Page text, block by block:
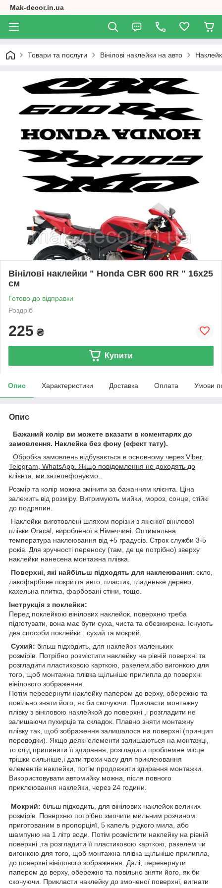
Mak-decor.in.ua
Товари та послуги Вінілові наклейки на авто
Вінілові наклейки " Honda CBR 600 RR " 16х25
см
Готово до відправки
Роздріб
225 ₴
Купити
Опис Характеристики Доставка Оплата Умови
Опис
Бажаний колір ви можете вказати в коментарях до
замовлення. Наклейка без фону (ефект тату).
Обробка замовлень відбувається в основному через Viber,
Telegram, WhatsApp. Якщо повідомлення не доходять до
клієнта, ми зателефонуємо.
Розмір та колір можна змінити за бажанням клієнта. Ціна
залежить від розміру. Витримують мийки, мороз, сонце, стійкі
до подряпин.
Наклейки виготовлені шляхом порізки з якісніої вінілової
плівки Oracal, виробленої в Німеччині. Оптимальна
температура наклеювання від +5 градусів. Строк служби 3-5
років. Для зручності переносу (там, де це потрібно) зверху
наклейки нанесена монтажна плівка.
Поверхні, які найбільш підходять для наклеювання: скло,
лакофарбове покриття авто, пластик, гладеньке дерево,
кахельна плитка, фарбовані стіни, тощо.
Інструкція з поклейки:
Перед поклейкою вінілових наклейок, поверхню треба
підготувати, вона має бути суха, чиста та обезжирена. Існують
два способи поклейки : сухий та мокрий.
Сухий: більш підходить, для наклейок маленьких
розмірів. Потрібно розмістити наклейку на рівній поверхні та
розгладити пластиковою карткою, ракелем,або вигонкою для
того, щоб монтажна плівка щільніше прилипла до поверхні
вінілового зображення.
Потім перевернути наклейку папером до верху, обережно та
повільно зняти його, як би скочуючи. Прикласти монтажну
плівку з вініловою наклейкой до поверхні ,і розгладити не
залишаючи пухирців та складок. Плавно зняти монтажну
плівку так, щоб зображення залишалося на поверхні (принцип
переводки). Якщо деякі елементи залишаються на монтажці,
то слід припинити її здирання, розгладити проблемне місце
трішки сильніше,і дати трохи часу для приклеювання
елементів наклейки, потім продовжити здирання монтажки.
Використовувати автомийку можна, після повного
приклеювання наклейки, через 24 години.
Мокрий: більш підходить, для вінілових наклейок великих
розмірів. Поверхню потрібно змочити мильним розчином:
приготованим в пропорціяї, 5 капель рідкого мила, або
шампуню на 1 літр води. Потім розмістити наклейку на рівній
поверхні ,та розгладити її пластиковою карткою, ракелем чи
вигонкою для того, щоб монтажна плівка щільніше прилипла,
до поверхні вінілового зображення. Далі, перевернути
папером до верху, обережно та повільно зняти його, як би
скочуючи. Прикласти наклейку до змоченої поверхні, вигнати